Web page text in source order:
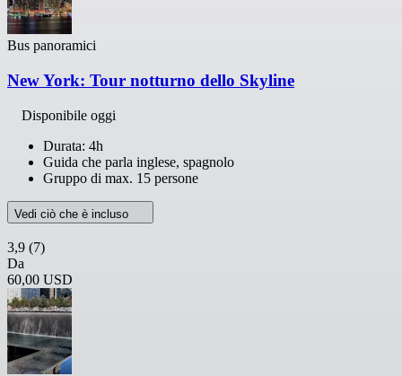
Bus panoramici
New York: Tour notturno dello Skyline
Disponibile oggi
Durata: 4h
Guida che parla inglese, spagnolo
Gruppo di max. 15 persone
Vedi ciò che è incluso
3,9 (7)
Da
60,00 USD